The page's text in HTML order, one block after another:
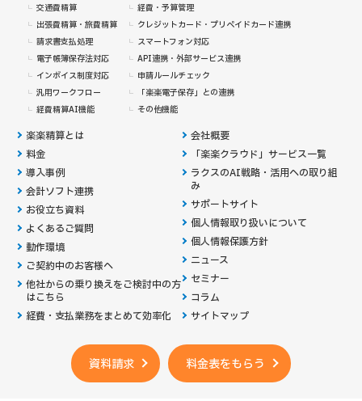
交通費精算
出張費精算・旅費精算
請求書支払処理
電子帳簿保存法対応
インボイス制度対応
汎用ワークフロー
経費精算AI機能
経費・予算管理
クレジットカード・ プリペイドカード連携
スマートフォン対応
API連携・外部サービス連携
申請ルールチェック
「楽楽電子保存」との連携
その他機能
楽楽精算とは
料金
導入事例
会計ソフト連携
お役立ち資料
よくあるご質問
動作環境
ご契約中のお客様へ
他社からの乗り換えをご検討中の方
はこちら
経費・支払業務をまとめて効率化
会社概要
「楽楽クラウド」サービス一覧
ラクスのAI戦略・活用への取り組
み
サポートサイト
個人情報取り扱いについて
個人情報保護方針
ニュース
セミナー
コラム
サイトマップ
資料請求 料金表をもらう